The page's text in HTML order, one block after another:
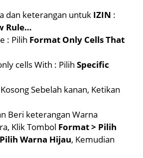
dan keterangan untuk IZIN :
Rule…
: Pilih Format Only Cells That
cells With : Pilih Specific
Sebelah kanan, Ketikan
Beri keterangan Warna
Klik Tombol Format > Pilih
Warna Hijau, Kemudian